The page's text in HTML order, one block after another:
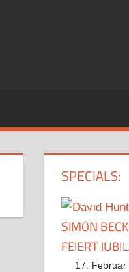
SPECIALS:
SIMON
FEIERT
17. Februar